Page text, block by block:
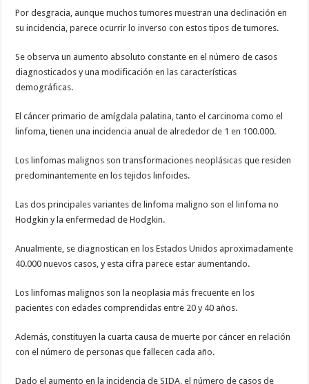
Por desgracia, aunque muchos tumores muestran una declinación en
su incidencia, parece ocurrir lo inverso con estos tipos de tumores.
Se observa un aumento absoluto constante en el número de casos
diagnosticados y una modificación en las características
demográficas.
El cáncer primario de amígdala palatina, tanto el carcinoma como el
linfoma, tienen una incidencia anual de alrededor de 1 en 100.000.
Los linfomas malignos son transformaciones neoplásicas que residen
predominantemente en los tejidos linfoides.
Las dos principales variantes de linfoma maligno son el linfoma no
Hodgkin y la enfermedad de Hodgkin.
Anualmente, se diagnostican en los Estados Unidos aproximadamente
40.000 nuevos casos, y esta cifra parece estar aumentando.
Los linfomas malignos son la neoplasia más frecuente en los
pacientes con edades comprendidas entre 20 y 40 años.
Además, constituyen la cuarta causa de muerte por cáncer en relación
con el número de personas que fallecen cada año.
Dado el aumento en la incidencia de SIDA, el número de casos de